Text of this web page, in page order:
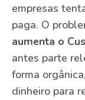
empresas
paga. O
aumenta o
antes parte
forma
dinheiro para